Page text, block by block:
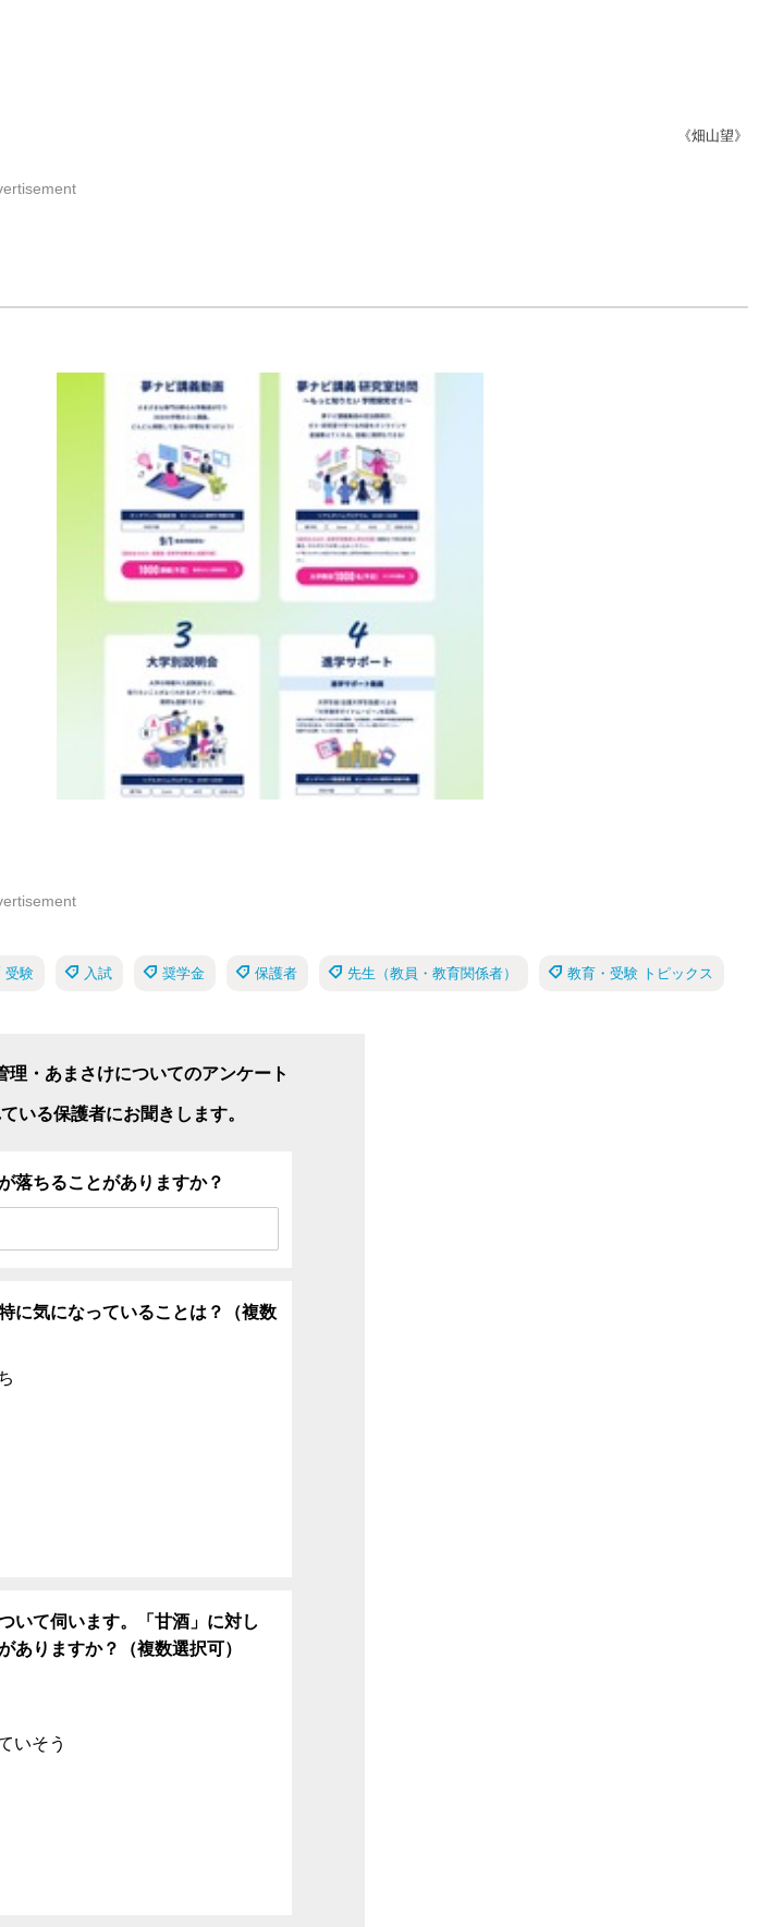
《畑山望》
受験 入試 奨学金 保護者 先生（教員・教育関係者） 教育・受験 トピックス
理・あまさけについてのアンケート
いる保護者にお聞きします。
落ちることがありますか？
に気になっていることは？（複数
いて伺います。「甘酒」に対し
ありますか？（複数選択可）
いそう